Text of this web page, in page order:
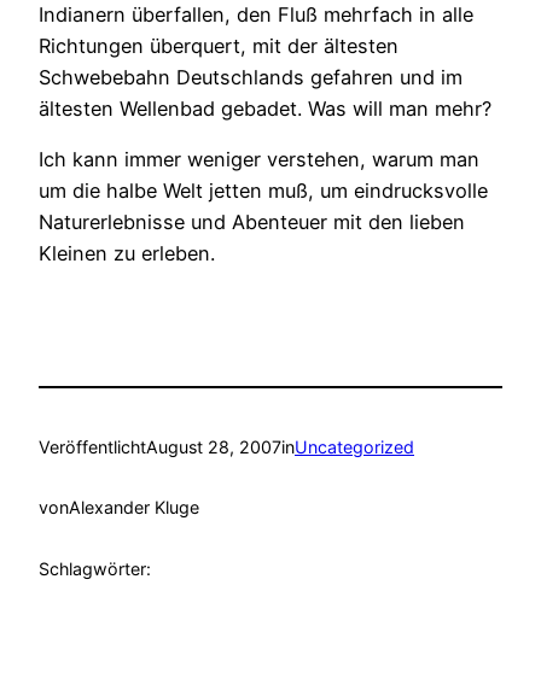
Indianern überfallen, den Fluß mehrfach in alle
Richtungen überquert, mit der ältesten
Schwebebahn Deutschlands gefahren und im
ältesten Wellenbad gebadet. Was will man mehr?
Ich kann immer weniger verstehen, warum man
um die halbe Welt jetten muß, um eindrucksvolle
Naturerlebnisse und Abenteuer mit den lieben
Kleinen zu erleben.
VeröffentlichtAugust 28, 2007inUncategorized
vonAlexander Kluge
Schlagwörter: